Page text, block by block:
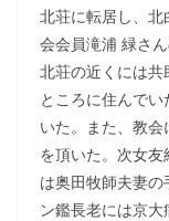
北荘に転居し、
会会員滝浦 緑さ
北荘の近くには共
ところに住んで
いた。また、教
を頂いた。次女
は奥田牧師夫妻
ン鑑長老には京